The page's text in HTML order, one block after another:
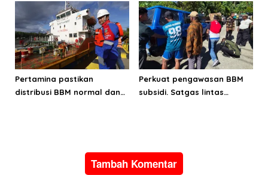
Pertamina pastikan
distribusi BBM normal dan
Perkuat pengawasan BBM
subsidi. Satgas lintas
Tambah Komentar